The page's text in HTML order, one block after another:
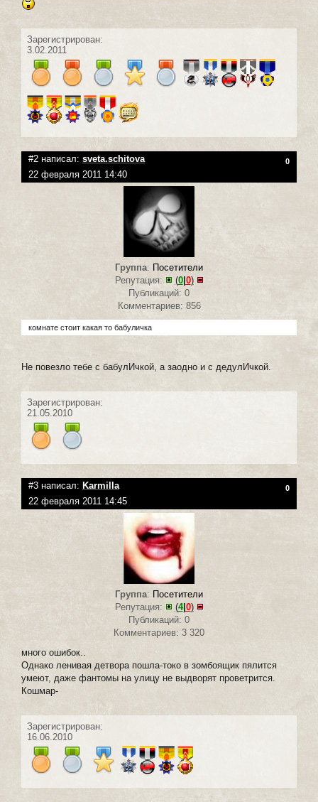
Зарегистрирован:
3.02.2011
#2 написал: sveta.schitova 0
22 февраля 2011 14:40
Группа: Посетители
Репутация:
(0| 0)
Публикаций: 0
Комментариев: 856
комнате стоит какая то бабуличка
Не повезло тебе с бабулИчкой, а заодно и с дедулИчкой.
Зарегистрирован:
21.05.2010
#3 написал: Karmilla 0
22 февраля 2011 14:45
Группа: Посетители
Репутация:
(4| 0)
Публикаций: 0
Комментариев: 3 320
много ошибок..
Однако ленивая детвора пошла-токо в зомбоящик пялится
умеют, даже фантомы на улицу не выдворят проветрится.
Кошмар-
Зарегистрирован:
16.06.2010